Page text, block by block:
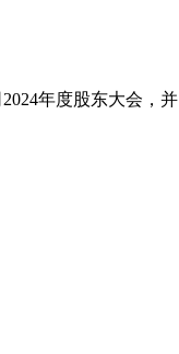
2024年度股东大会，并